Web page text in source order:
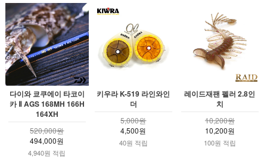
다이와 쿄쿠에이 타코이
카 Ⅱ AGS 168MH 166H
164XH
520,000원
494,000원
4,940원 적립
키우라 K-519 라인와인
더
5,000원
4,500원
40원 적립
레이드재팬 펠러 2.8인
치
10,200원
10,200원
100원 적립